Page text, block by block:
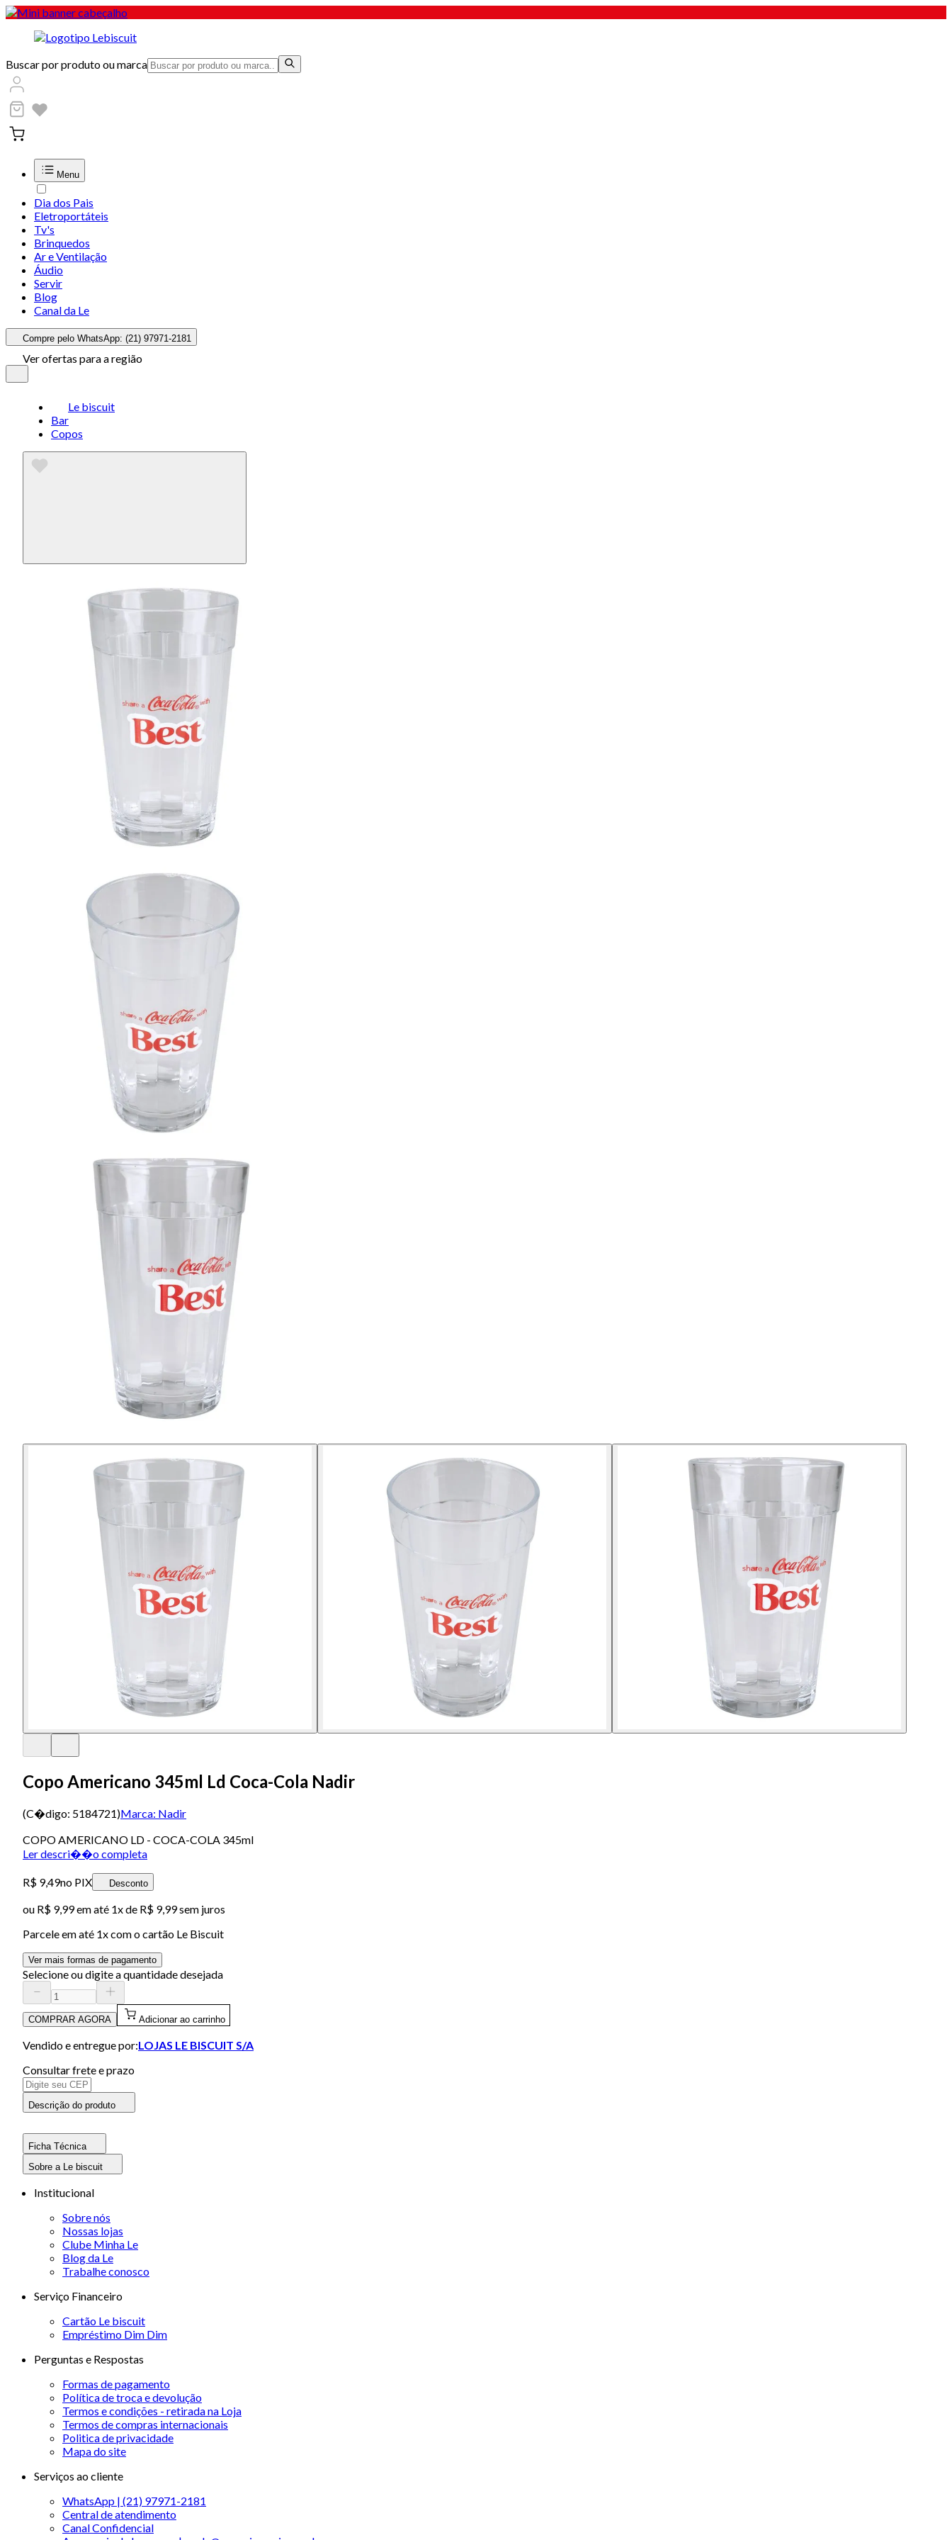
Buscar por produto ou marca
Menu
Dia dos Pais
Eletroportáteis
Tv's
Brinquedos
Ar e Ventilação
Áudio
Servir
Blog
Canal da Le
Compre pelo WhatsApp: (21) 97971-2181
Ver ofertas para a região
Le biscuit
Bar
Copos
Copo Americano 345ml Ld Coca-Cola Nadir
(C�digo: 5184721)Marca: Nadir
COPO AMERICANO LD - COCA-COLA 345ml
Ler descri��o completa
R$ 9,49no PIX Desconto
ou R$ 9,99em até 1x de R$ 9,99sem juros
Parcele em até 1x com o cartão Le Biscuit
Ver mais formas de pagamento
Selecione ou digite a quantidade desejada
COMPRAR AGORA Adicionar ao carrinho
Vendido e entregue por:LOJAS LE BISCUIT S/A
Consultar frete e prazo
Descrição do produto
Ficha Técnica
Sobre a Le biscuit
Institucional
Sobre nós
Nossas lojas
Clube Minha Le
Blog da Le
Trabalhe conosco
Serviço Financeiro
Cartão Le biscuit
Empréstimo Dim Dim
Perguntas e Respostas
Formas de pagamento
Política de troca e devolução
Termos e condições - retirada na Loja
Termos de compras internacionais
Politica de privacidade
Mapa do site
Serviços ao cliente
WhatsApp | (21) 97971-2181
Central de atendimento
Canal Confidencial